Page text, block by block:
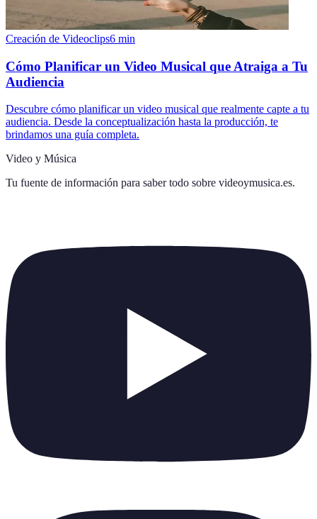
Creación de Videoclips6 min
Cómo Planificar un Video Musical que Atraiga a Tu
Audiencia
Descubre cómo planificar un video musical que realmente capte a tu
audiencia. Desde la conceptualización hasta la producción, te
brindamos una guía completa.
Video y Música
Tu fuente de información para saber todo sobre videoymusica.es.